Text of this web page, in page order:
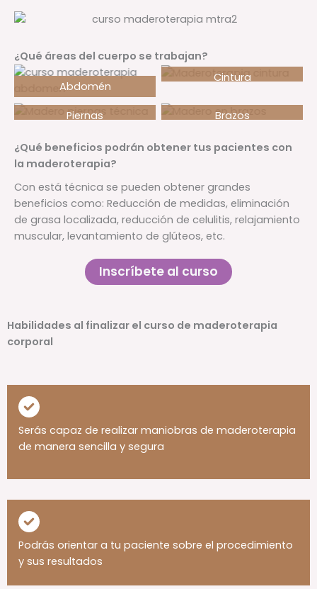
¿Qué áreas del cuerpo se trabajan?
Abdomén
Cintura
Piernas Brazos
¿Qué beneficios podrán obtener tus pacientes con
la maderoterapia?
Con está técnica se pueden obtener grandes
beneficios como: Reducción de medidas, eliminación
de grasa localizada, reducción de celulitis, relajamiento
muscular, levantamiento de glúteos, etc.
Inscríbete al curso
Habilidades al finalizar el curso de maderoterapia
corporal
Serás capaz de realizar maniobras de maderoterapia
de manera sencilla y segura
Podrás orientar a tu paciente sobre el procedimiento
y sus resultados